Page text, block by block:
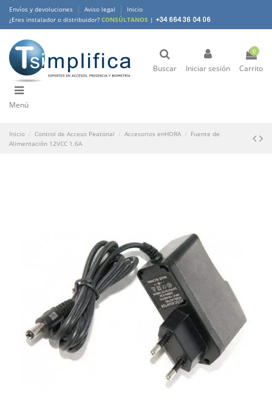
Envíos y devoluciones Aviso legal
Inicio
¿Eres instalador o distribuidor? CONSÚLTANOS | +34 664 36 04 06
Buscar Iniciar sesión
0
Carrito
Menú
Inicio Control de Acceso Peatonal Accesorios enHORA
Fuente de
Alimentación 12VCC 1.6A